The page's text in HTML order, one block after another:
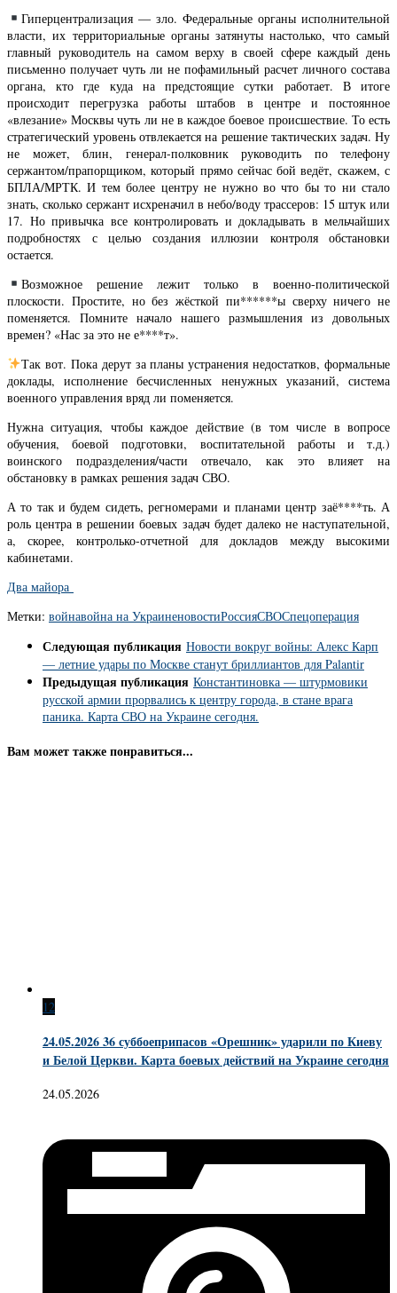
Гиперцентрализация — зло. Федеральные органы исполнительной
власти, их территориальные органы затянуты настолько, что самый
главный руководитель на самом верху в своей сфере каждый день
письменно получает чуть ли не пофамильный расчет личного состава
органа, кто где куда на предстоящие сутки работает. В итоге
происходит перегрузка работы штабов в центре и постоянное
«влезание» Москвы чуть ли не в каждое боевое происшествие. То есть
стратегический уровень отвлекается на решение тактических задач. Ну
не может, блин, генерал-полковник руководить по телефону
сержантом/прапорщиком, который прямо сейчас бой ведёт, скажем, с
БПЛА/МРТК. И тем более центру не нужно во что бы то ни стало
знать, сколько сержант исхреначил в небо/воду трассеров: 15 штук или
17. Но привычка все контролировать и докладывать в мельчайших
подробностях с целью создания иллюзии контроля обстановки
остается.
Возможное решение лежит только в военно-политической
плоскости. Простите, но без жёсткой пи******ы сверху ничего не
поменяется. Помните начало нашего размышления из довольных
времен? «Нас за это не е****т».
Так вот. Пока дерут за планы устранения недостатков, формальные
доклады, исполнение бесчисленных ненужных указаний, система
военного управления вряд ли поменяется.
Нужна ситуация, чтобы каждое действие (в том числе в вопросе
обучения, боевой подготовки, воспитательной работы и т.д.)
воинского подразделения/части отвечало, как это влияет на
обстановку в рамках решения задач СВО.
А то так и будем сидеть, регномерами и планами центр заё****ть. А
роль центра в решении боевых задач будет далеко не наступательной,
а, скорее, контролько-отчетной для докладов между высокими
кабинетами.
Два майора
Метки: войнавойна на УкраиненовостиРоссияСВОСпецоперация
Следующая публикация Новости вокруг войны: Алекс Карп
— летние удары по Москве станут бриллиантов для Palantir
Предыдущая публикация Константиновка — штурмовики
русской армии прорвались к центру города, в стане врага
паника. Карта СВО на Украине сегодня.
Вам может также понравиться...
12
24.05.2026 36 суббоеприпасов «Орешник» ударили по Киеву
и Белой Церкви. Карта боевых действий на Украине сегодня
24.05.2026